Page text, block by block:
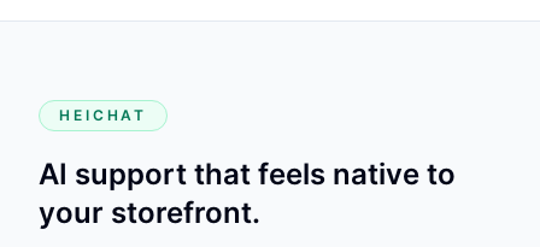
HEICHAT
AI support that feels native to
your storefront.